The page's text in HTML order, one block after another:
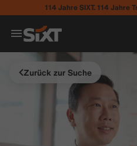
114 Jahre SIXT. 114 Jahre
Zurück zur Suche